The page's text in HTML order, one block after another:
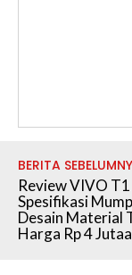
BERITA
Review VIVO T1
Spesifikasi
Desain Material
Harga Rp 4